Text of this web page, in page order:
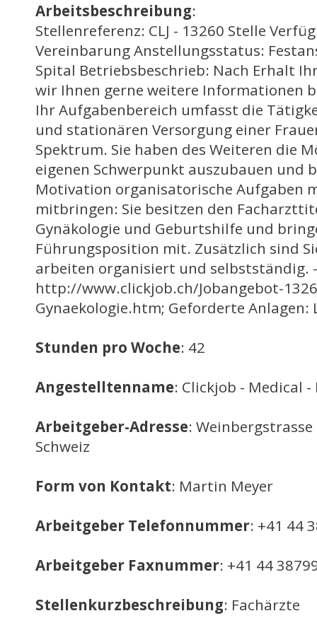
Arbeitsbeschreibung:
Stellenreferenz: CLJ - 13260 Stelle
Vereinbarung Anstellungsstatus:
Spital Betriebsbeschrieb: Nach Erhalt
wir Ihnen gerne weitere Informationen
Ihr Aufgabenbereich umfasst die
und stationären Versorgung einer
Spektrum. Sie haben des Weiteren die
eigenen Schwerpunkt auszubauen und
Motivation organisatorische Aufgaben
mitbringen: Sie besitzen den
Gynäkologie und Geburtshilfe und
Führungsposition mit. Zusätzlich sind
arbeiten organisiert und selbstständig.
http://www.clickjob.ch/Jobangebot-
Gynaekologie.htm; Geforderte Anlagen:
Stunden pro Woche: 42
Angestelltenname: Clickjob - Medical
Arbeitgeber-Adresse:
Schweiz
Form von Kontakt: Martin Meyer
Arbeitgeber Telefonnummer: +41 44
Arbeitgeber Faxnummer: +41 44
Stellenkurzbeschreibung: Fachärzte